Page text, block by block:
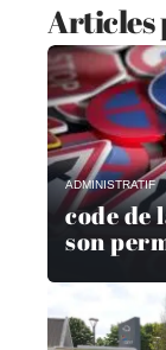
Articles
ADMINISTRATIF
code de
son